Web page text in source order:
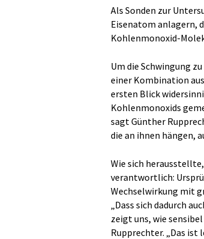
Als Sonden zur
Eisenatom anlagern,
Kohlenmonoxid-
Um die Schwingung
einer Kombination
ersten Blick
Kohlenmonoxids
sagt Günther
die an ihnen hängen,
Wie sich
verantwortlich:
Wechselwirkung mit
„Dass sich dadurch
zeigt uns, wie
Rupprechter. „Das ist